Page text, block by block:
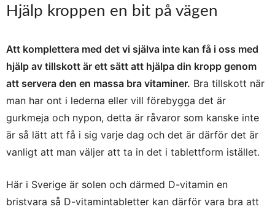
Hjälp kroppen en bit på vägen
Att komplettera med det vi själva inte kan få i oss med
hjälp av tillskott är ett sätt att hjälpa din kropp genom
att servera den en massa bra vitaminer. Bra tillskott när
man har ont i lederna eller vill förebygga det är
gurkmeja och nypon, detta är råvaror som kanske inte
är så lätt att få i sig varje dag och det är därför det är
vanligt att man väljer att ta in det i tablettform istället.
Här i Sverige är solen och därmed D-vitamin en
bristvara så D-vitamintabletter kan därför vara bra att